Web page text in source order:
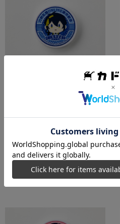
ホグリップ vol.2 三日月宗近
2025年2月発売予定
1,320 円